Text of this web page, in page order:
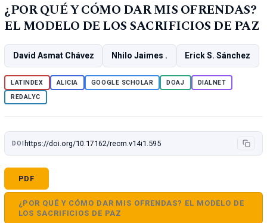
¿POR QUÉ Y CÓMO DAR MIS OFRENDAS?
EL MODELO DE LOS SACRIFICIOS DE PAZ
David Asmat Chávez Nhilo Jaimes . Erick S. Sánchez
LATINDEX ALICIA GOOGLE SCHOLAR DOAJ
DIALNET
REDALYC
DOIhttps://doi.org/10.17162/recm.v14i1.595
PDF
¿POR QUÉ Y CÓMO DAR MIS OFRENDAS? EL MODELO DE
LOS SACRIFICIOS DE PAZ